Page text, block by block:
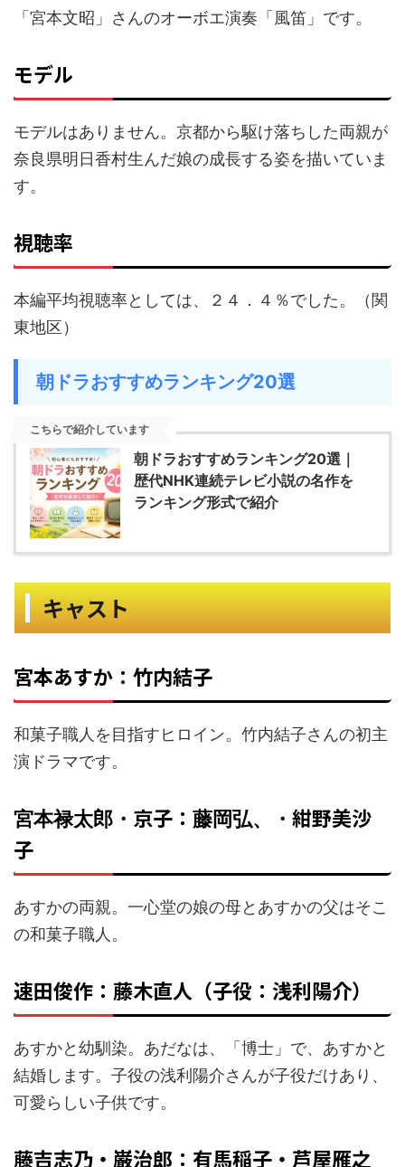
「宮本文昭」さんのオーボエ演奏「風笛」です。
モデル
モデルはありません。京都から駆け落ちした両親が
奈良県明日香村生んだ娘の成長する姿を描いていま
す。
視聴率
本編平均視聴率としては、２４．４％でした。（関
東地区）
朝ドラおすすめランキング20選
こちらで紹介しています
朝ドラおすすめランキング20選｜
歴代NHK連続テレビ小説の名作を
ランキング形式で紹介
キャスト
宮本あすか：竹内結子
和菓子職人を目指すヒロイン。竹内結子さんの初主
演ドラマです。
宮本禄太郎・ 京子： 藤岡弘、・ 紺野美沙
子
あすかの両親。一心堂の娘の母とあすかの父はそこ
の和菓子職人。
速田俊作：藤木直人（子役：浅利陽介）
あすかと幼馴染。あだなは、「博士」で、あすかと
結婚します。子役の浅利陽介さんが子役だけあり、
可愛らしい子供です。
藤吉志乃・巌治郎：有馬稲子・芦屋雁之